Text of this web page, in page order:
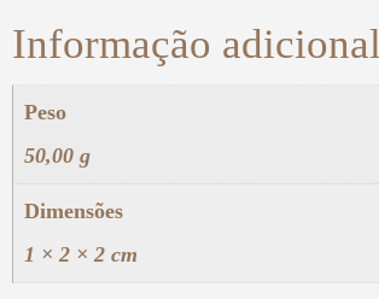
Informação adicional
Peso
50,00 g
Dimensões
1 × 2 × 2 cm